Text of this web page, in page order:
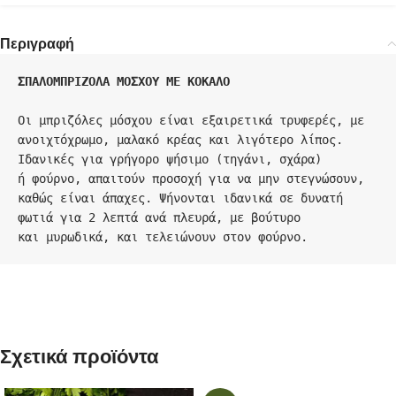
Περιγραφή
ΣΠΑΛΟΜΠΡΙΖΟΛΑ ΜΟΣΧΟΥ ΜΕ ΚΟΚΑΛΟ
Οι μπριζόλες μόσχου είναι εξαιρετικά τρυφερές, με
ανοιχτόχρωμο, μαλακό κρέας και λιγότερο λίπος.
Ιδανικές για γρήγορο ψήσιμο (τηγάνι, σχάρα)
ή φούρνο, απαιτούν προσοχή για να μην στεγνώσουν,
καθώς είναι άπαχες. Ψήνονται ιδανικά σε δυνατή
φωτιά για 2 λεπτά ανά πλευρά, με βούτυρο
και μυρωδικά, και τελειώνουν στον φούρνο.
Σχετικά προϊόντα